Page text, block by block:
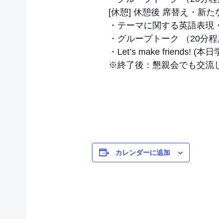
[休憩] 休憩後 席替え・新た
・テーマに関する英語表現
・グループトーク （20分
・Let’s make friends! (本
※終了後：懇親会でも交流
カレンダーに追加